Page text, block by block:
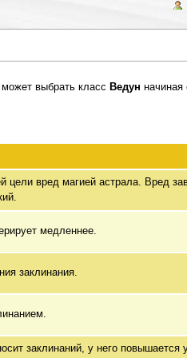
выбрать класс Ведун начиная
вред магией астрала. Вред
медленнее.
заклинания.
заклинаний, у него